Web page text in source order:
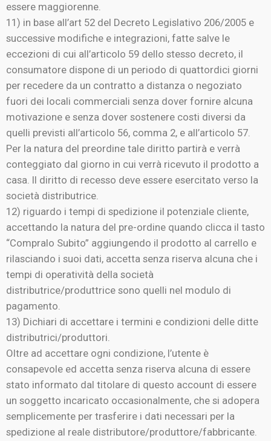
essere maggiorenne.
11) in base all’art 52 del Decreto Legislativo 206/2005 e
successive modifiche e integrazioni, fatte salve le
eccezioni di cui all’articolo 59 dello stesso decreto, il
consumatore dispone di un periodo di quattordici giorni
per recedere da un contratto a distanza o negoziato
fuori dei locali commerciali senza dover fornire alcuna
motivazione e senza dover sostenere costi diversi da
quelli previsti all’articolo 56, comma 2, e all’articolo 57.
Per la natura del preordine tale diritto partirà e verrà
conteggiato dal giorno in cui verrà ricevuto il prodotto a
casa. Il diritto di recesso deve essere esercitato verso la
società distributrice.
12) riguardo i tempi di spedizione il potenziale cliente,
accettando la natura del pre-ordine quando clicca il tasto
“Compralo Subito” aggiungendo il prodotto al carrello e
rilasciando i suoi dati, accetta senza riserva alcuna che i
tempi di operatività della società
distributrice/produttrice sono quelli nel modulo di
pagamento.
13) Dichiari di accettare i termini e condizioni delle ditte
distributrici/produttori.
Oltre ad accettare ogni condizione, l’utente è
consapevole ed accetta senza riserva alcuna di essere
stato informato dal titolare di questo account di essere
un soggetto incaricato occasionalmente, che si adopera
semplicemente per trasferire i dati necessari per la
spedizione al reale distributore/produttore/fabbricante.